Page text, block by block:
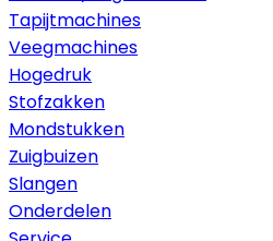
Tapijtmachines
Veegmachines
Hogedruk
Stofzakken
Mondstukken
Zuigbuizen
Slangen
Onderdelen